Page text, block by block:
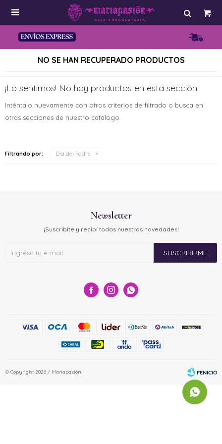

NO SE HAN RECUPERADO PRODUCTOS
¡Lo sentimos! No hay productos en esta sección.
Inténtalo nuevamente con otros criterios de filtrado o busca en
otras secciones de nuestro catálogo.
Filtrando por: Día del Padre
  
Newsletter
¡Suscribite y recibí todas nuestras novedades!
SUSCRIBIRME
© Copyright 2026 / Mariapasión